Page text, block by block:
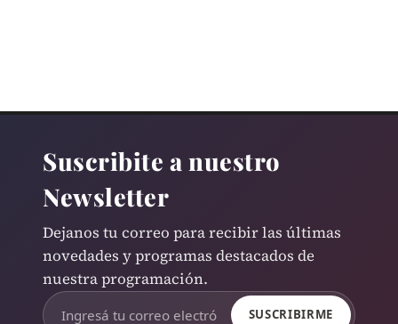
Suscribite a nuestro
Newsletter
Dejanos tu correo para recibir las últimas
novedades y programas destacados de
nuestra programación.
SUSCRIBIRME